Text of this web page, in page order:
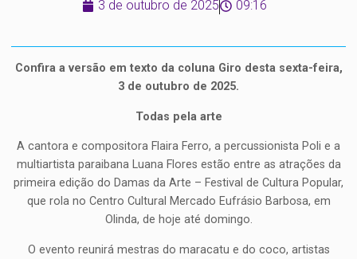
3 de outubro de 2025 09:16
Confira a versão em texto da coluna Giro desta sexta-feira,
3 de outubro de 2025.
Todas pela arte
A cantora e compositora Flaira Ferro, a percussionista Poli e a
multiartista paraibana Luana Flores estão entre as atrações da
primeira edição do Damas da Arte – Festival de Cultura Popular,
que rola no Centro Cultural Mercado Eufrásio Barbosa, em
Olinda, de hoje até domingo.
O evento reunirá mestras do maracatu e do coco, artistas